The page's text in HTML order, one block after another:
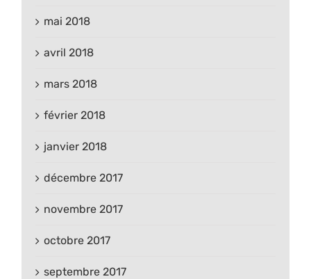
mai 2018
avril 2018
mars 2018
février 2018
janvier 2018
décembre 2017
novembre 2017
octobre 2017
septembre 2017